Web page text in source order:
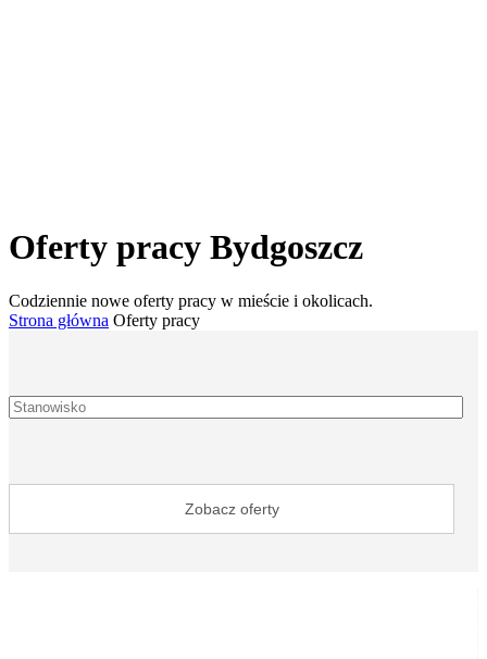
Oferty pracy Bydgoszcz
Codziennie nowe oferty pracy w mieście i okolicach.
Strona główna Oferty pracy